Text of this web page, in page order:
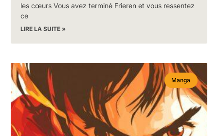
les cœurs Vous avez terminé Frieren et vous ressentez
ce
LIRE LA SUITE »
Manga